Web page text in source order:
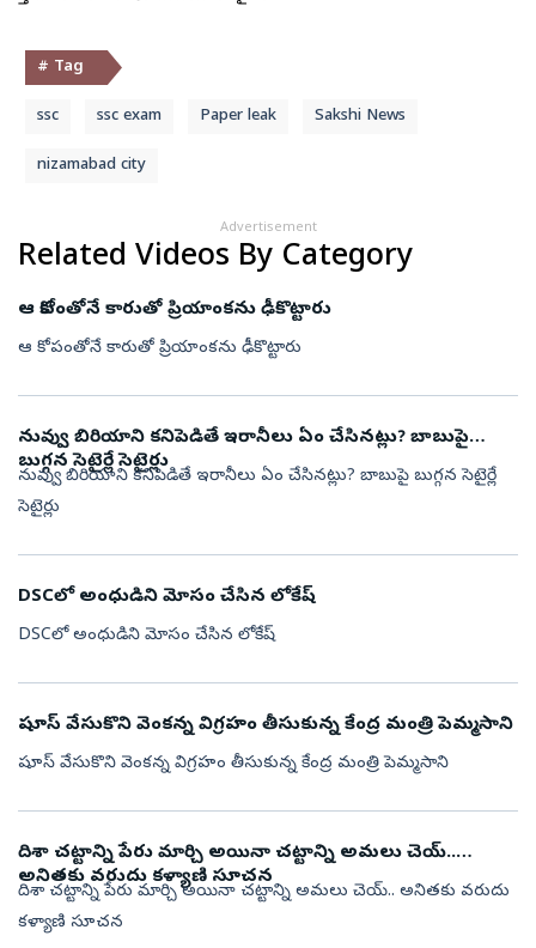
# Tag
ssc ssc exam Paper leak Sakshi News
nizamabad city
Advertisement
Related Videos By Category
ఆ కోపంతోనే కారుతో ప్రియాంకను ఢీకొట్టారు
ఆ కోపంతోనే కారుతో ప్రియాంకను ఢీకొట్టారు
నువ్వు బిరియాని కనిపెడితే ఇరానీలు ఏం చేసినట్లు? బాబుపై
బుగ్గన సెటైర్లే సెటైర్లు
నువ్వు బిరియాని కనిపెడితే ఇరానీలు ఏం చేసినట్లు? బాబుపై బుగ్గన సెటైర్లే
సెటైర్లు
DSCలో అంధుడిని మోసం చేసిన లోకేష్
DSCలో అంధుడిని మోసం చేసిన లోకేష్
షూస్ వేసుకొని వెంకన్న విగ్రహం తీసుకున్న కేంద్ర మంత్రి పెమ్మసాని
షూస్ వేసుకొని వెంకన్న విగ్రహం తీసుకున్న కేంద్ర మంత్రి పెమ్మసాని
దిశా చట్టాన్ని పేరు మార్చి అయినా చట్టాన్ని అమలు చెయ్..
అనితకు వరుదు కళ్యాణి సూచన
దిశా చట్టాన్ని పేరు మార్చి అయినా చట్టాన్ని అమలు చెయ్.. అనితకు వరుదు
కళ్యాణి సూచన